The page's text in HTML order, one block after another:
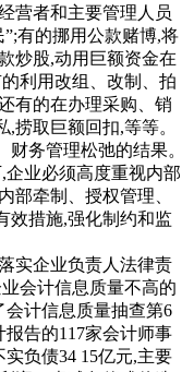
营者和主要管理人员
有的挪用公款赌博,将
炒股,动用巨额资金在
利用改组、改制、拍
有的在办理采购、销
捞取巨额回扣,等等。
务管理松弛的结果。
业必须高度重视内部
部牵制、授权管理、
效措施,强化制约和监
实企业负责人法律责
会计信息质量不高的
会计信息质量抽查第6
告的117家会计师事
负债34 15亿元,主要